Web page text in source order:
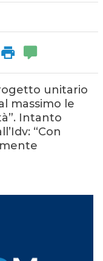
unitario
massimo le
Intanto
“Con